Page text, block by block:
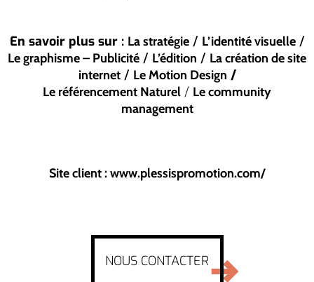
En savoir plus sur : La stratégie/ L’identité visuelle/
Le graphisme – Publicité / L’édition / La création de site
internet/ Le Motion Design /
Le référencement Naturel / Le community
management
Site client : www.plessispromotion.com/
NOUS CONTACTER